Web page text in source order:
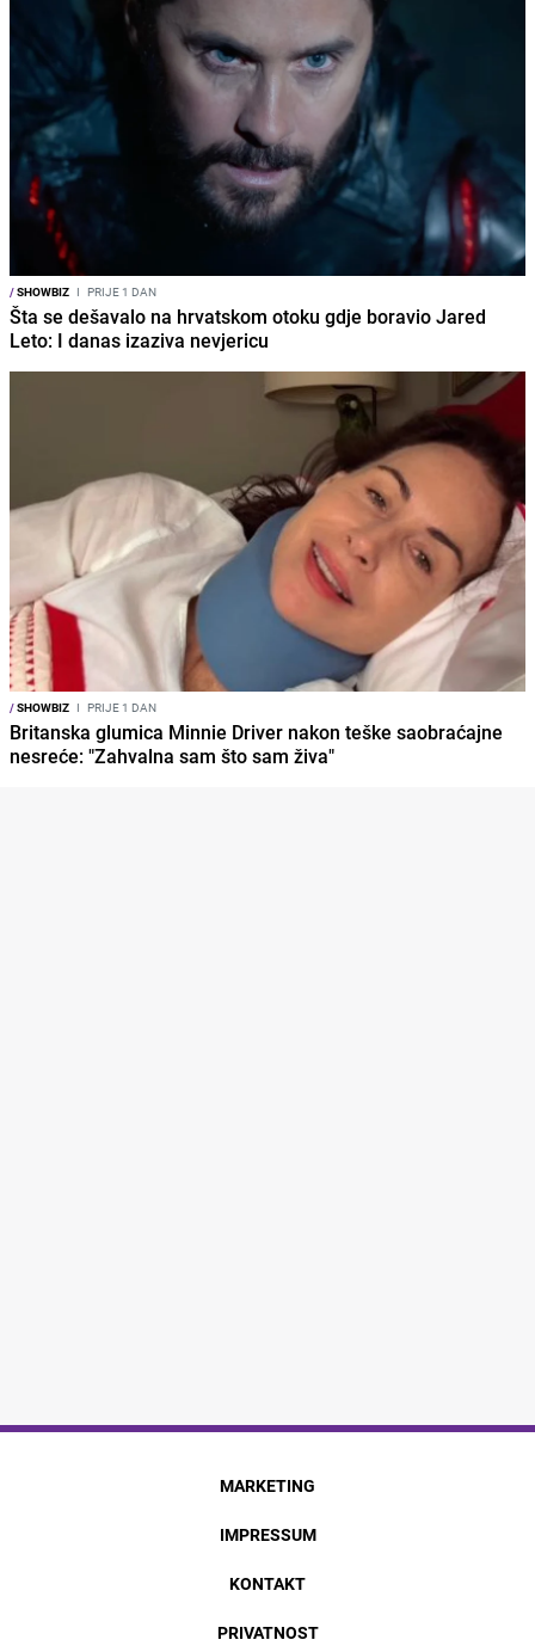
/SHOWBIZ I PRIJE 1 DAN
Šta se dešavalo na hrvatskom otoku gdje boravio Jared
Leto: I danas izaziva nevjericu
/SHOWBIZ I PRIJE 1 DAN
Britanska glumica Minnie Driver nakon teške saobraćajne
nesreće: "Zahvalna sam što sam živa"
MARKETING
IMPRESSUM
KONTAKT
PRIVATNOST